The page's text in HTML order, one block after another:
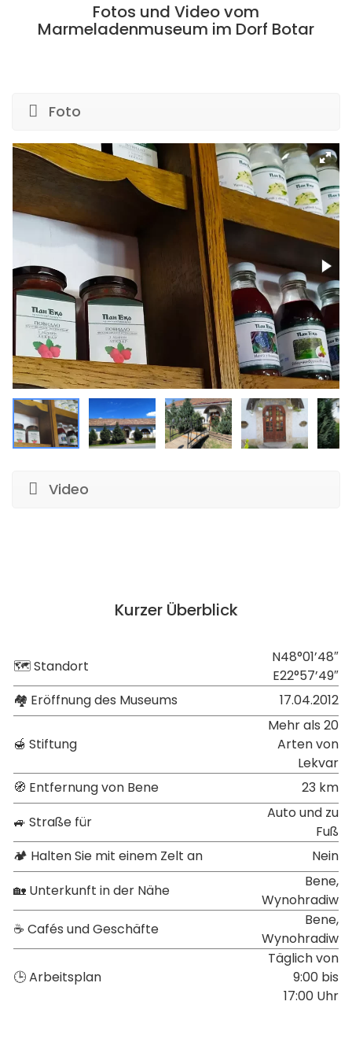
Fotos und Video vom
Marmeladenmuseum im Dorf Botar
Foto
Video
Kurzer Überblick
🗺 Standort
N48°01’48″
E22°57’49″
🏘 Eröffnung des Museums
17.04.2012
🍯 Stiftung
Mehr als 20
Arten von
Lekvar
🧭 Entfernung von Bene
23 km
🚙 Straße für
Auto und zu
Fuß
🏕 Halten Sie mit einem Zelt an
Nein
🏡 Unterkunft in der Nähe
Bene,
Wynohradiw
☕ Cafés und Geschäfte
Bene,
Wynohradiw
🕒 Arbeitsplan
Täglich von
9:00 bis
17:00 Uhr